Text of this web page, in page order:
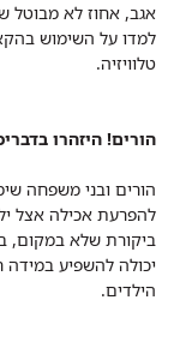
אגב, אחוז לא מבוטל
למדו על השימוש
טלוויזיה.
הורים! היזהרו
הורים ובני משפחה
להפרעת אכילה אצל
ביקורת שלא במקום,
יכולה להשפיע במידה
הילדים.